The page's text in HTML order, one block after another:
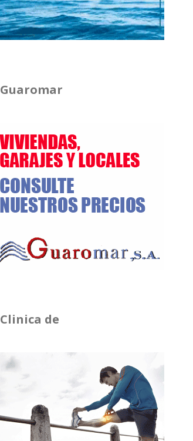
Guaromar
Clinica de
Fisioterapia